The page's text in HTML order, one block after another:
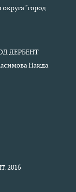
"город
ДЕРБЕНТ
Наида
2016